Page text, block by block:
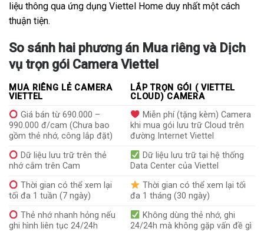
liệu thông qua ứng dụng Viettel Home duy nhất một cách
thuận tiện.
So sánh hai phương án Mua riêng và Dịch
vụ trọn gói Camera Viettel
MUA RIÊNG LẺ CAMERA
VIETTEL
LẮP TRỌN GÓI ( VIETTEL
CLOUD) CAMERA
Giá bán từ 690.000 –
990.000 đ/cam (Chưa bao
gồm thẻ nhớ, công lắp đặt)
Miễn phí (tặng kèm) Camera
khi mua gói lưu trữ Cloud trên
đường Internet Viettel
Dữ liệu lưu trữ trên thẻ
nhớ cắm trên Cam
Dữ liệu lưu trữ tại hệ thống
Data Center của Viettel
Thời gian có thể xem lại
tối đa 1 tuần (7 ngày)
Thời gian có thể xem lại tối
đa 1 tháng (30 ngày)
Thẻ nhớ nhanh hỏng nếu
ghi hình liên tục 24/24h
Không dùng thẻ nhớ, ghi
24/24h mà không gặp vấn đề gì